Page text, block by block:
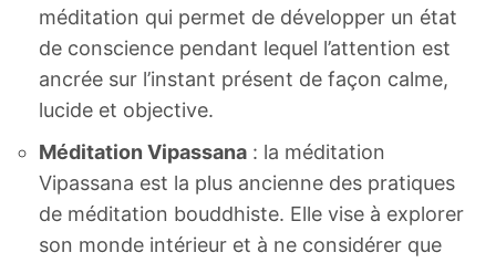
méditation qui permet de développer un état
de conscience pendant lequel l’attention est
ancrée sur l’instant présent de façon calme,
lucide et objective.
Méditation Vipassana : la méditation
Vipassana est la plus ancienne des pratiques
de méditation bouddhiste. Elle vise à explorer
son monde intérieur et à ne considérer que